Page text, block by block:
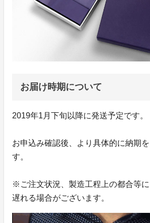
お届け時期について
2019年1月下旬以降に発送予定です。
お申込み確認後、より具体的に納期
す。
※ご注文状況、製造工程上の都合等
遅れる場合がございます。